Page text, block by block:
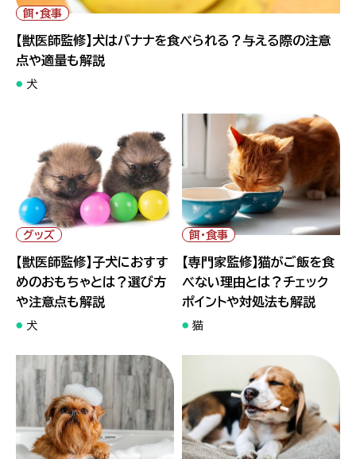
や適量も解説">
餌・食事
【獣医師監修】犬はバナナを食べられる？与える際の注意
点や適量も解説
犬
" alt="【獣医師監修】子犬にお
すすめのおもちゃとは？選び方
や注意点も解説">
グッズ
【獣医師監修】子犬におすす
めのおもちゃとは？選び方
や注意点も解説
犬
" alt="【専門家監修】猫がご飯
を食べない理由とは？チェック
ポイントや対処法も解説">
餌・食事
【専門家監修】猫がご飯を食
べない理由とは？チェック
ポイントや対処法も解説
猫
" alt="【専門家監修】子犬はお
" alt="【獣医師監修】子犬はお